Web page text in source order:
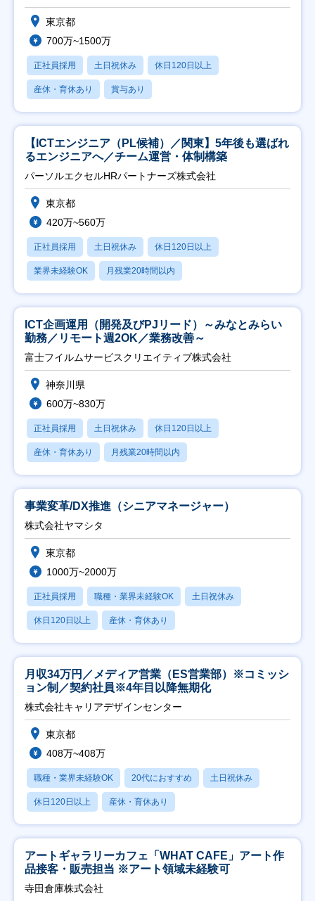
東京都
700万~1500万
正社員採用 土日祝休み 休日120日以上
産休・育休あり 賞与あり
【ICTエンジニア（PL候補）／関東】5年後も選ばれ
るエンジニアへ／チーム運営・体制構築
パーソルエクセルHRパートナーズ株式会社
東京都
420万~560万
正社員採用 土日祝休み 休日120日以上
業界未経験OK 月残業20時間以内
ICT企画運用（開発及びPJリード）～みなとみらい
勤務／リモート週2OK／業務改善～
富士フイルムサービスクリエイティブ株式会社
神奈川県
600万~830万
正社員採用 土日祝休み 休日120日以上
産休・育休あり 月残業20時間以内
事業変革/DX推進（シニアマネージャー）
株式会社ヤマシタ
東京都
1000万~2000万
正社員採用 職種・業界未経験OK 土日祝休み
休日120日以上 産休・育休あり
月収34万円／メディア営業（ES営業部）※コミッシ
ョン制／契約社員※4年目以降無期化
株式会社キャリアデザインセンター
東京都
408万~408万
職種・業界未経験OK 20代におすすめ 土日祝休み
休日120日以上 産休・育休あり
アートギャラリーカフェ「WHAT CAFE」アート作
品接客・販売担当 ※アート領域未経験可
寺田倉庫株式会社